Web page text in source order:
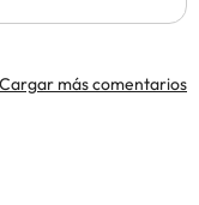
Cargar más comentarios